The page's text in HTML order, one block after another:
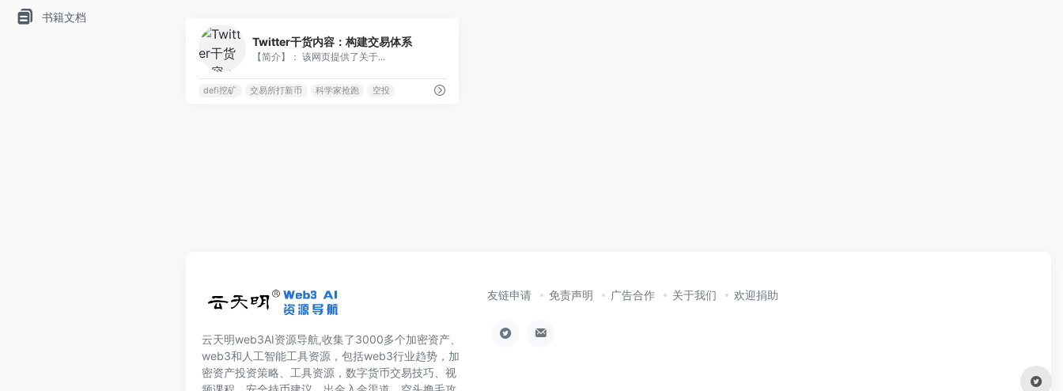
书籍文档
Twitter干货内容：构建交易体系
【简介】： 该网页提供了关于...
defi挖矿 交易所打新币 科学家抢跑 空投
云天明web3AI资源导航,收集了3000多个加密资产、
web3和人工智能工具资源，包括web3行业趋势，加
密资产投资策略、工具资源，数字货币交易技巧、视
友链申请 免责声明 广告合作 关于我们 欢迎捐助